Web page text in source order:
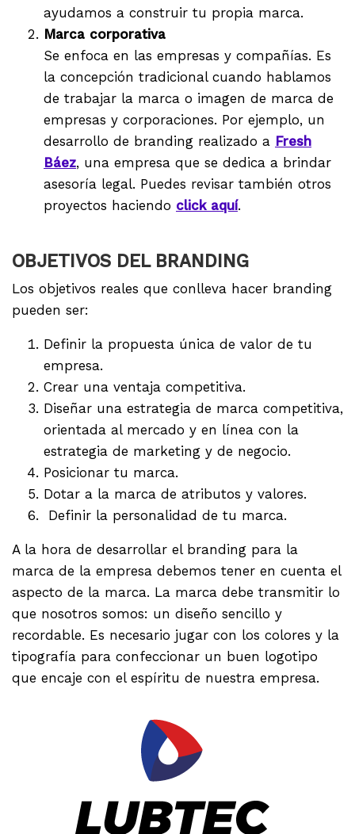
ayudamos a construir tu propia marca.
Marca corporativa
Se enfoca en las empresas y compañías. Es
la concepción tradicional cuando hablamos
de trabajar la marca o imagen de marca de
empresas y corporaciones. Por ejemplo, un
desarrollo de branding realizado a Fresh
Báez, una empresa que se dedica a brindar
asesoría legal. Puedes revisar también otros
proyectos haciendo click aquí.
OBJETIVOS DEL BRANDING
Los objetivos reales que conlleva hacer branding
pueden ser:
Definir la propuesta única de valor de tu
empresa.
Crear una ventaja competitiva.
Diseñar una estrategia de marca competitiva,
orientada al mercado y en línea con la
estrategia de marketing y de negocio.
Posicionar tu marca.
Dotar a la marca de atributos y valores.
Definir la personalidad de tu marca.
A la hora de desarrollar el branding para la
marca de la empresa debemos tener en cuenta el
aspecto de la marca. La marca debe transmitir lo
que nosotros somos: un diseño sencillo y
recordable. Es necesario jugar con los colores y la
tipografía para confeccionar un buen logotipo
que encaje con el espíritu de nuestra empresa.